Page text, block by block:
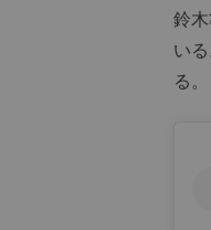
鈴
い
る。